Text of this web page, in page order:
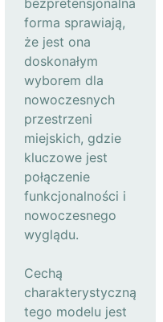
bezpretensjonalna
forma sprawiają,
że jest ona
doskonałym
wyborem dla
nowoczesnych
przestrzeni
miejskich, gdzie
kluczowe jest
połączenie
funkcjonalności i
nowoczesnego
wyglądu.
Cechą
charakterystyczną
tego modelu jest